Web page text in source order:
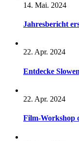
14. Mai. 2024
Jahresbericht
22. Apr. 2024
Entdecke
22. Apr. 2024
Film-Workshop